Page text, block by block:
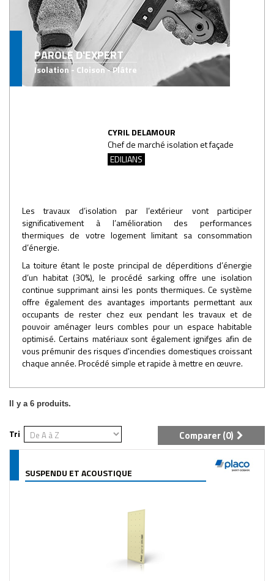
PAROLE D'EXPERT
Isolation - Cloison - Plâtre
CYRIL DELAMOUR
Chef de marché isolation et façade
EDILIANS
Les travaux d’isolation par l’extérieur vont participer
significativement à l’amélioration des performances
thermiques de votre logement limitant sa consommation
d’énergie.
La toiture étant le poste principal de déperditions d’énergie
d’un habitat (30%), le procédé sarking offre une isolation
continue supprimant ainsi les ponts thermiques. Ce système
offre également des avantages importants permettant aux
occupants de rester chez eux pendant les travaux et de
pouvoir aménager leurs combles pour un espace habitable
optimisé. Certains matériaux sont également ignifges afin de
vous prémunir des risques d'incendies domestiques croissant
chaque année. Procédé simple et rapide à mettre en œuvre.
Il y a 6 produits.
Tri Comparer (0)
SUSPENDU ET ACOUSTIQUE